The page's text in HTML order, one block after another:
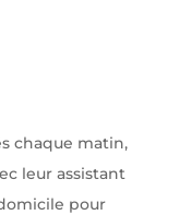
chaque matin,
leur assistant
pour